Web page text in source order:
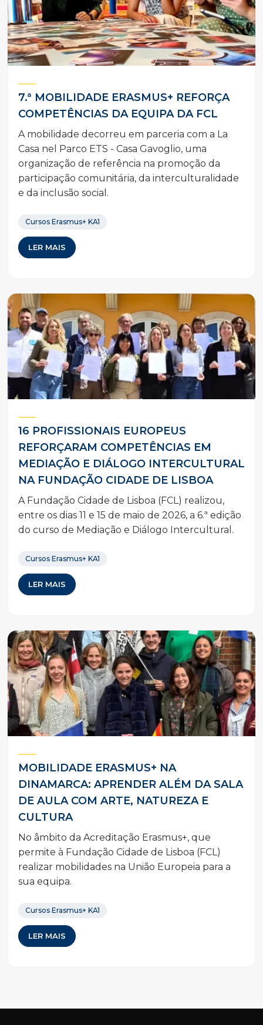
7.ª MOBILIDADE ERASMUS+ REFORÇA
COMPETÊNCIAS DA EQUIPA DA FCL
A mobilidade decorreu em parceria com a La
Casa nel Parco ETS - Casa Gavoglio, uma
organização de referência na promoção da
participação comunitária, da interculturalidade
e da inclusão social.
Cursos Erasmus+ KA1
LER MAIS
16 PROFISSIONAIS EUROPEUS
REFORÇARAM COMPETÊNCIAS EM
MEDIAÇÃO E DIÁLOGO INTERCULTURAL
NA FUNDAÇÃO CIDADE DE LISBOA
A Fundação Cidade de Lisboa (FCL) realizou,
entre os dias 11 e 15 de maio de 2026, a 6.ª edição
do curso de Mediação e Diálogo Intercultural.
Cursos Erasmus+ KA1
LER MAIS
MOBILIDADE ERASMUS+ NA
DINAMARCA: APRENDER ALÉM DA SALA
DE AULA COM ARTE, NATUREZA E
CULTURA
No âmbito da Acreditação Erasmus+, que
permite à Fundação Cidade de Lisboa (FCL)
realizar mobilidades na União Europeia para a
sua equipa.
Cursos Erasmus+ KA1
LER MAIS